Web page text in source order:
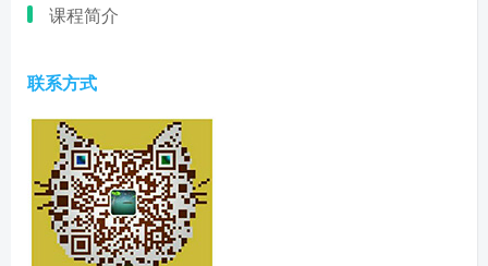
课程简介
联系方式